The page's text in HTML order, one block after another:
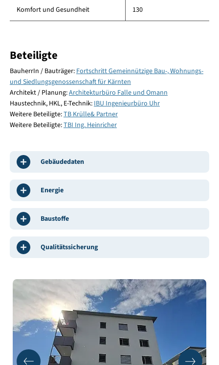
Komfort und Gesundheit 130
Beteiligte
BauherrIn / Bauträger:Fortschritt Gemeinnützige Bau-, Wohnungs-
und Siedlungsgenossenschaft für Kärnten
Architekt / Planung:Architekturbüro Falle und Omann
Haustechnik, HKL, E-Technik:IBU Ingenieurbüro Uhr
Weitere Beteiligte:TB Krülle& Partner
Weitere Beteiligte:TBI Ing. Heinricher
Gebäudedaten
Energie
Baustoffe
Qualitätssicherung